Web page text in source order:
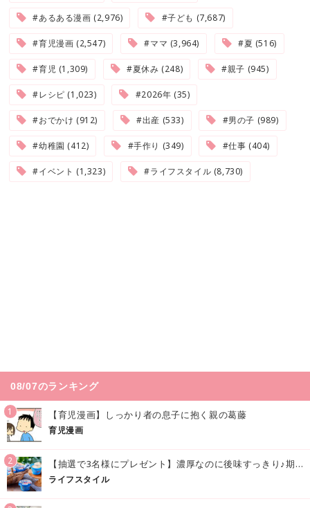
#あるある漫画 (2,976) #子ども (7,687)
#育児漫画 (2,547) #ママ (3,964) #夏 (516)
#育児 (1,309) #夏休み (248) #親子 (945)
#レシピ (1,023) #2026年 (35)
#おでかけ (912) #出産 (533) #男の子 (989)
#幼稚園 (412) #手作り (349) #仕事 (404)
#イベント (1,323) #ライフスタイル (8,730)
08/07のランキング
1 【育児漫画】しっかり者の息子に抱く親の葛藤
育児漫画
2 【抽選で3名様にプレゼント】濃厚なのに後味すっきり♪期間限定の「メイトーのなめらかプリン カルピス®入りソース」で夏を味わおう！
ライフスタイル